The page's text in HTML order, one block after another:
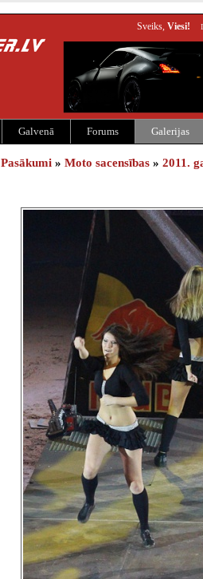
Sveiks, Viesi!
Galvenā Forums Galerijas
Pasākumi » Moto sacensības » 2011.